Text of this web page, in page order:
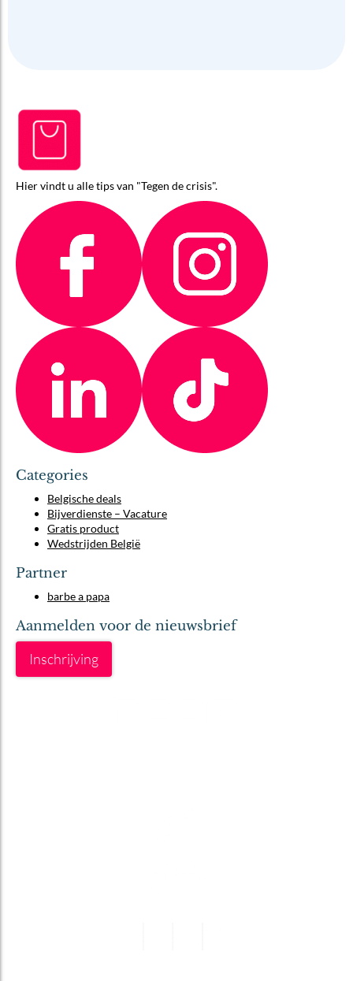
Hier vindt u alle tips van "Tegen de crisis".
Categories
Belgische deals
Bijverdienste – Vacature
Gratis product
Wedstrijden België
Partner
barbe a papa
Aanmelden voor de nieuwsbrief
Inschrijving